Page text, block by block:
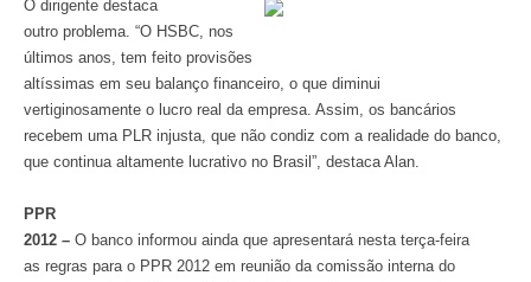
O dirigente destaca
outro problema. “O HSBC, nos
últimos anos, tem feito provisões
altíssimas em seu balanço financeiro, o que diminui
vertiginosamente o lucro real da empresa. Assim, os bancários
recebem uma PLR injusta, que não condiz com a realidade do banco,
que continua altamente lucrativo no Brasil”, destaca Alan.
PPR
2012 – O banco informou ainda que apresentará nesta terça-feira
as regras para o PPR 2012 em reunião da comissão interna do